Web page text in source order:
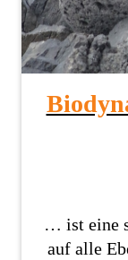
… ist eine
auf alle